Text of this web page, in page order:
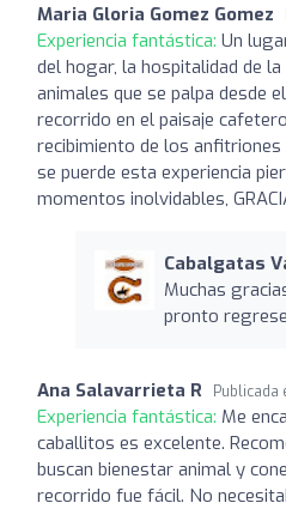
Maria Gloria Gomez Gomez
Experiencia fantástica: Un
del hogar, la hospitalidad de
animales que se palpa desde
recorrido en el paisaje
recibimiento de los anfitriones
se puerde esta experiencia
momentos inolvidables,
Cabalgatas
Muchas
pronto
Ana Salavarrieta R Publicada
Experiencia fantástica: Me
caballitos es excelente.
buscan bienestar animal y
recorrido fue fácil. No